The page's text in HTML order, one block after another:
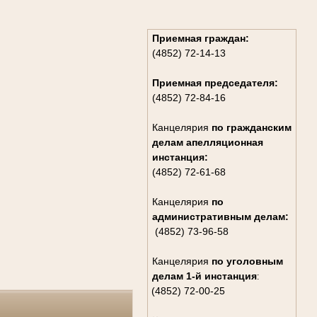
Приемная граждан:
(4852) 72-14-13
Приемная председателя:
(4852) 72-84-16
Канцелярия по гражданским
делам апелляционная
инстанция:
(4852) 72-61-68
Канцелярия по
административным делам:
(4852) 73-96-58
Канцелярия по уголовным
делам 1-й инстанция:
(4852) 72-00-25